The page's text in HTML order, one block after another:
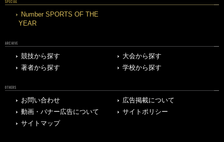
SPECIAL
Number SPORTS OF THE
YEAR
ARCHIVE
競技から探す
大会から探す
著者から探す
学校から探す
OTHERS
お問い合わせ
広告掲載について
動画・バナー広告について
サイトポリシー
サイトマップ